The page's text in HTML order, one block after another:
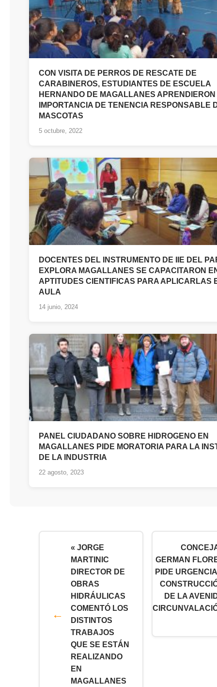
CON VISITA DE PERROS DE RESCATE DE
CARABINEROS, ESTUDIANTES DE ESCUELA
HERNANDO DE MAGALLANES APRENDIERON
IMPORTANCIA DE TENENCIA RESPONSABLE
MASCOTAS
5 octubre, 2022
DOCENTES DEL INSTRUMENTO DE IIE DEL
EXPLORA MAGALLANES SE CAPACITARON
APTITUDES CIENTIFICAS PARA APLICARLAS
AULA
14 junio, 2024
PANEL CIUDADANO SOBRE HIDROGENO EN
MAGALLANES PIDE MORATORIA PARA LA
DE LA INDUSTRIA
22 agosto, 2023
« JORGE
MARTINIC
DIRECTOR DE
OBRAS
HIDRÁULICAS
COMENTÓ LOS
DISTINTOS
TRABAJOS
QUE SE ESTÁN
REALIZANDO
EN
MAGALLANES
GERMAN
PIDE
DE LA